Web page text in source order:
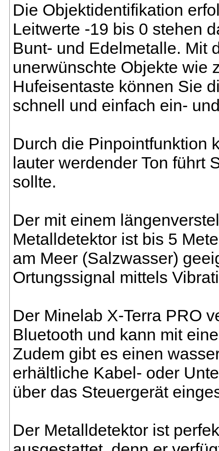
Die Objektidentifikation
Leitwerte -19 bis 0 stehen
Bunt- und Edelmetalle. Mit
unerwünschte Objekte wie
Hufeisentaste können Sie
schnell und einfach ein-
Durch die Pinpointfunktion
lauter werdender Ton führt
sollte.
Der mit einem
Metalldetektor ist bis 5
am Meer (Salzwasser)
Ortungssignal mittels
Der Minelab X-Terra PRO
Bluetooth und kann mit
Zudem gibt es einen
erhältliche Kabel- oder
über das Steuergerät
Der Metalldetektor ist